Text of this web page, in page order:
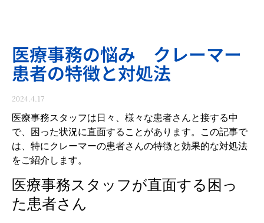
医療事務の悩み クレーマー
患者の特徴と対処法
2024.4.17
医療事務スタッフは日々、様々な患者さんと接する中
で、困った状況に直面することがあります。この記事で
は、特にクレーマーの患者さんの特徴と効果的な対処法
をご紹介します。
医療事務スタッフが直面する困っ
た患者さん